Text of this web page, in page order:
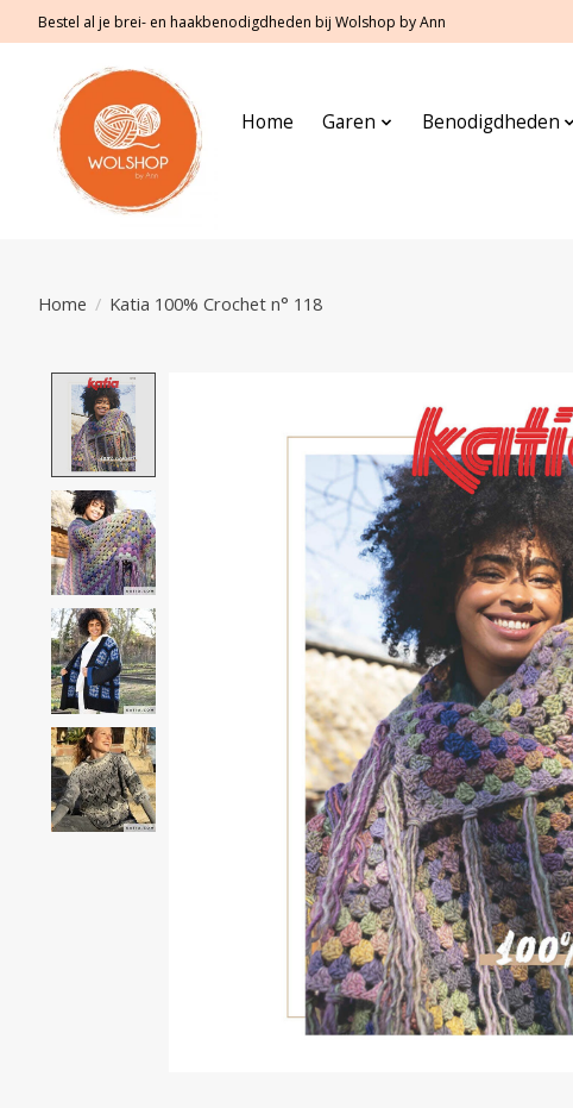
Bestel al je brei- en haakbenodigdheden bij Wolshop by Ann
Home Garen Benodigdheden
Home / Katia 100% Crochet n° 118